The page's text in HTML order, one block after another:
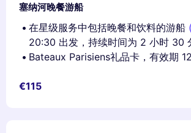
塞纳河晚餐游船
在星级服务中包括晚餐和饮料的游船
20:30 出发，持续时间为 2 小时 30
Bateaux Parisiens礼品卡，有效期
€115